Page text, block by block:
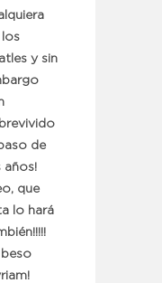
los
y sin
de
años!
que
lo hará
beso